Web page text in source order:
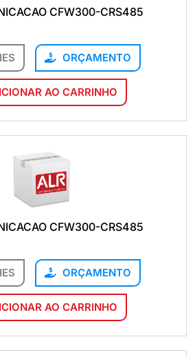
CFW300-CRS485
ORÇAMENTO
AO CARRINHO
CFW300-CRS485
ORÇAMENTO
AO CARRINHO